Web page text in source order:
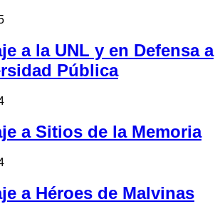
a la UNL y en Defensa a
Pública
a Sitios de la Memoria
a Héroes de Malvinas